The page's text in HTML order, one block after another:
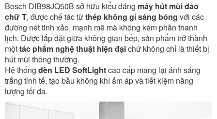
Bosch DIB98JQ50B sở hữu kiểu dáng máy hút mùi đảo
chữ T, được chế tác từthép không gỉ sáng bóng với các
đường nét tinh xảo, mạnh mẽ mà không kém phần thanh
lịch. Được lắp đặt giữa không gian bếp, sản phẩm trở thành
mộttác phẩm nghệ thuật hiện đạichứ không chỉ là thiết bị
hút mùi thông thường.
Hệ thống đèn LED SoftLightcao cấp mang lại ánh sáng
trắng tinh tế, tạo bầu không khí ấm áp và tiết kiệm năng
lượng tối đa.